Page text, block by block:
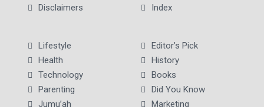
Disclaimers
Index
Lifestyle
Health
Technology
Parenting
Jumu’ah
Editor’s Pick
History
Books
Did You Know
Marketing